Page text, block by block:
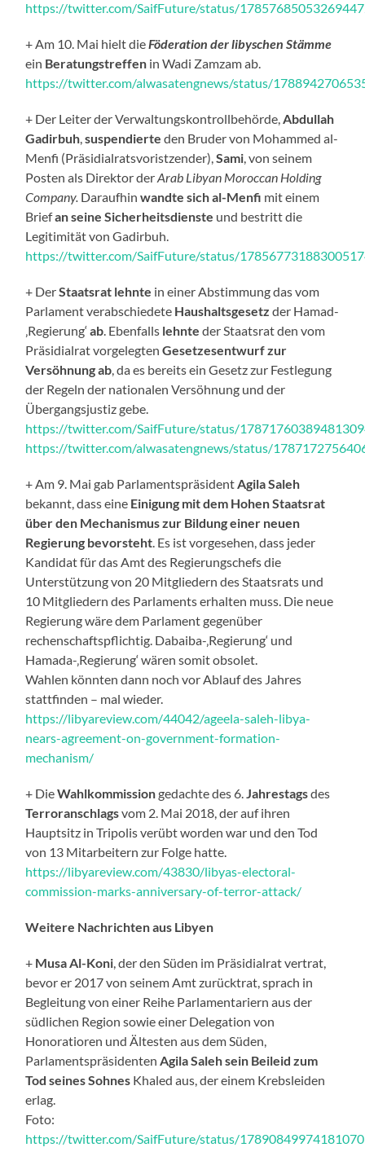
https://twitter.com/SaifFuture/status/
+ Am 10. Mai hielt die Föderation der libyschen Stämme
ein Beratungstreffen in Wadi Zamzam ab.
https://twitter.com/alwasatengnews/status/
+ Der Leiter der Verwaltungskontrollbehörde, Abdullah
Gadirbuh ,suspendierte den Bruder von Mohammed al-
Menfi (Präsidialratsvoristzender),Sami , von seinem
Posten als Direktor derArab Libyan Moroccan Holding
Company. Daraufhinwandte sich al-Menfi mit einem
Briefan seine Sicherheitsdienste und bestritt die
Legitimität von Gadirbuh.
https://twitter.com/SaifFuture/status/
+ DerStaatsrat lehnte in einer Abstimmung das vom
Parlament verabschiedete Haushaltsgesetz der Hamad-
‚Regierung‘ab . Ebenfalls lehnte der Staatsrat den vom
Präsidialrat vorgelegtenGesetzesentwurf zur
Versöhnung ab , da es bereits ein Gesetz zur Festlegung
der Regeln der nationalen Versöhnung und der
Übergangsjustiz gebe.
https://twitter.com/SaifFuture/status/
https://twitter.com/alwasatengnews/status/
+ Am 9. Mai gab Parlamentspräsident Agila Saleh
bekannt, dass eine Einigung mit dem Hohen Staatsrat
über den Mechanismus zur Bildung einer neuen
Regierung bevorsteht . Es ist vorgesehen, dass jeder
Kandidat für das Amt des Regierungschefs die
Unterstützung von 20 Mitgliedern des Staatsrats und
10 Mitgliedern des Parlaments erhalten muss. Die neue
Regierung wäre dem Parlament gegenüber
rechenschaftspflichtig. Dabaiba-‚Regierung‘ und
Hamada-‚Regierung‘ wären somit obsolet.
Wahlen könnten dann noch vor Ablauf des Jahres
stattfinden – mal wieder.
https://libyareview.com/44042/ageela-saleh-libya-
nears-agreement-on-government-formation-
mechanism/
+ DieWahlkommissiongedachte des 6. Jahrestagsdes
Terroranschlagsvom 2. Mai 2018, der auf ihren
Hauptsitz in Tripolis verübt worden war und den Tod
von 13 Mitarbeitern zur Folge hatte.
https://libyareview.com/43830/libyas-electoral-
commission-marks-anniversary-of-terror-attack/
Weitere Nachrichten aus Libyen
+ Musa Al-Koni , der den Süden im Präsidialrat vertrat,
bevor er 2017 von seinem Amt zurücktrat, sprach in
Begleitung von einer Reihe Parlamentariern aus der
südlichen Region sowie einer Delegation von
Honoratioren und Ältesten aus dem Süden,
Parlamentspräsidenten Agila Saleh sein Beileid zum
Tod seines Sohnes Khaled aus, der einem Krebsleiden
erlag.
Foto:
https://twitter.com/SaifFuture/status/